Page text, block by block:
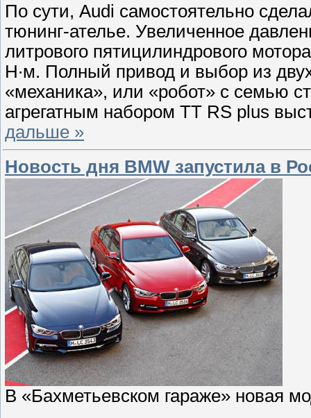
По сути, Audi самостоятельно
тюнинг-ателье. Увеличенное
литрового пятицилиндрового
Н∙м. Полный привод и выбор из
«механика», или «робот» с семью
агрегатным набором TT RS plus
дальше »
Новость дня BMW запустила в
В «Бахметьевском гараже» новая